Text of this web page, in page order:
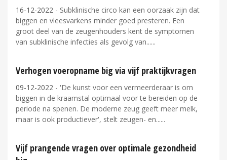
16-12-2022 - Subklinische circo kan een oorzaak zijn dat
biggen en vleesvarkens minder goed presteren. Een
groot deel van de zeugenhouders kent de symptomen
van subklinische infecties als gevolg van...
Verhogen voeropname big via vijf praktijkvragen
09-12-2022 - 'De kunst voor een vermeerderaar is om
biggen in de kraamstal optimaal voor te bereiden op de
periode na spenen. De moderne zeug geeft meer melk,
maar is ook productiever', stelt zeugen- en...
Vijf prangende vragen over optimale gezondheid